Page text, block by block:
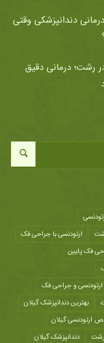
دندانپزشکی وقتی
رشت؛ درمانی دقیق
ارتودنسی با جراحی فک
فک پایین
ارتودنسی و جراحی فک
بهترین دندانپزشک گیلان
ارتودنسی گیلان
رشت
دندانپزشک گیلان